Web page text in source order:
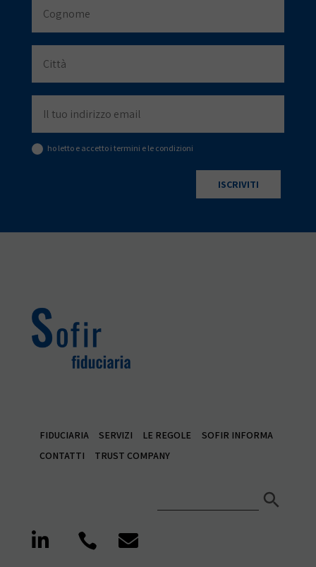
ho letto e accetto i termini e le condizioni
FIDUCIARIA SERVIZI LE REGOLE
SOFIR INFORMA
CONTATTI
TRUST COMPANY
  